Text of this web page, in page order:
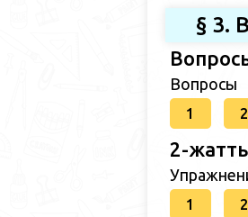
§ 3.
Вопросы
1 2
2-
1 2